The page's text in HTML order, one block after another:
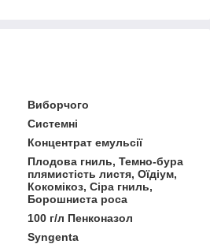
Виборчого
Системні
Концентрат емульсії
Плодова гниль, Темно-бура
плямистість листя, Оїдіум,
Кокомікоз, Сіра гниль,
Борошниста роса
100 г/л Пенконазол
Syngenta